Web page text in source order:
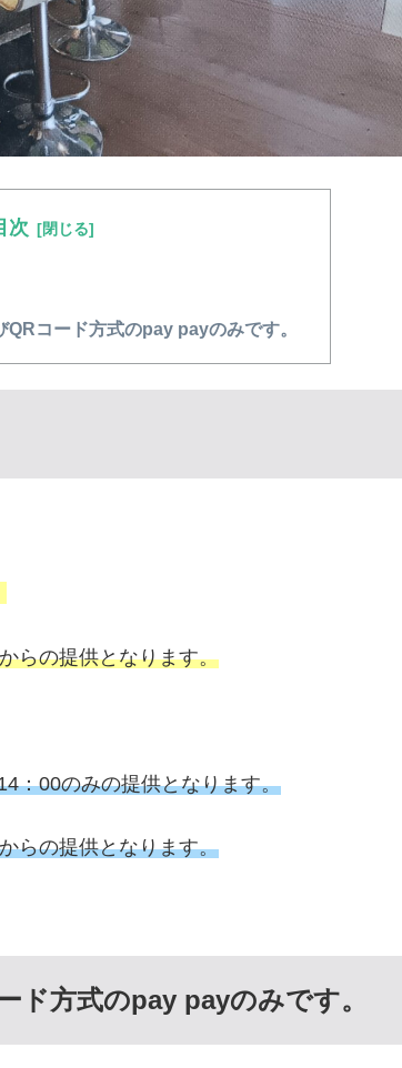
次
コード方式のpay payのみです。
らの提供となります。
：00のみの提供となります。
らの提供となります。
方式のpay payのみです。